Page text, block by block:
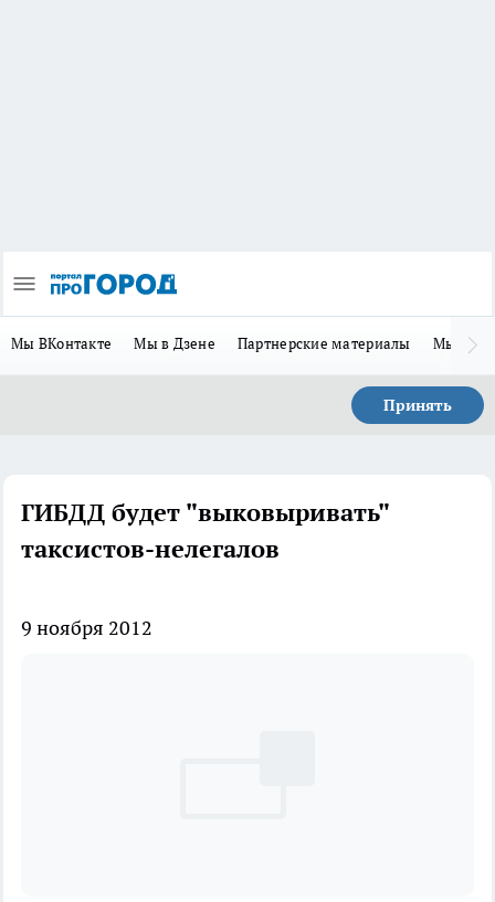
Мы ВКонтакте Мы в Дзене Партнерские материалы Мы в
Принять
ГИБДД будет "выковыривать"
таксистов-нелегалов
9 ноября 2012